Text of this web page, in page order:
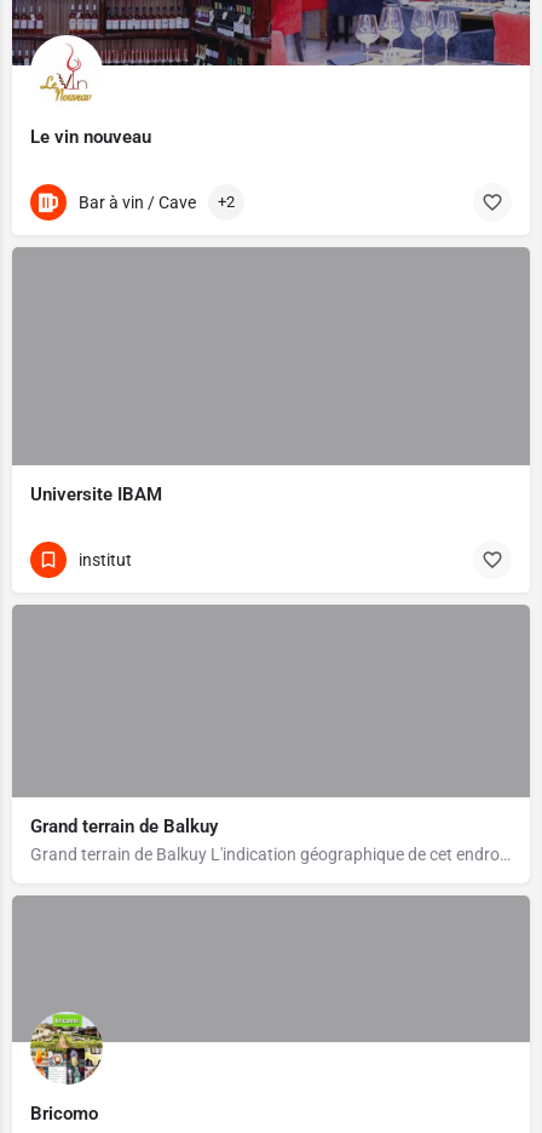
Le vin nouveau
Bar à vin / Cave +2
Universite IBAM
institut
Grand terrain de Balkuy
Grand terrain de Balkuy L'indication géographique de cet endroit n'est pas précise
Bricomo